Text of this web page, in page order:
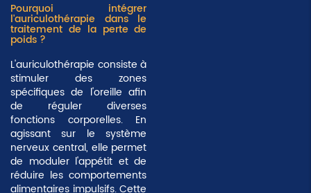
Pourquoi intégrer
l'auriculothérapie dans le
traitement de la perte de
poids ?
L'auriculothérapie consiste à
stimuler des zones
spécifiques de l'oreille afin
de réguler diverses
fonctions corporelles. En
agissant sur le système
nerveux central, elle permet
de moduler l'appétit et de
réduire les comportements
alimentaires impulsifs. Cette